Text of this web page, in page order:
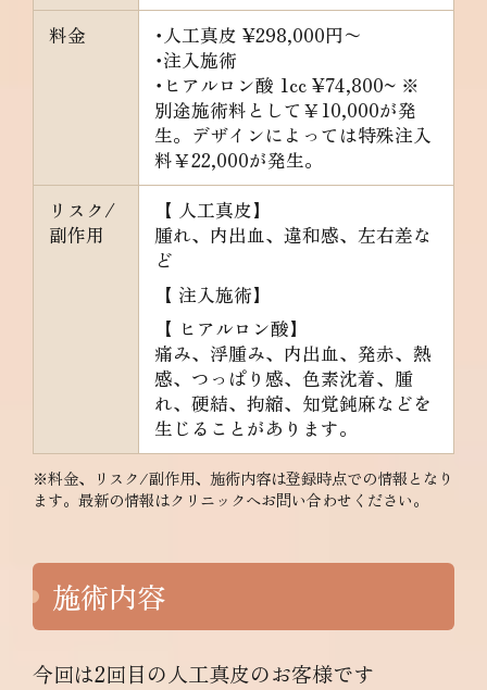
料金
･人工真皮¥298,000円〜
･注入施術
･ヒアルロン酸 1cc ¥74,800~ ※
別途施術料として￥10,000が発
生。デザインによっては特殊注入
料￥22,000が発生。
リスク/
副作用
【 人工真皮】
腫れ、内出血、違和感、左右差な
ど
【 注入施術】
【 ヒアルロン酸】
痛み、浮腫み、内出血、発赤、熱
感、つっぱり感、色素沈着、腫
れ、硬結、拘縮、知覚鈍麻などを
生じることがあります。
※料金、リスク/副作用、施術内容は登録時点での情報となり
ます。最新の情報はクリニックへお問い合わせください。
施術内容
今回は2回目の人工真皮のお客様です